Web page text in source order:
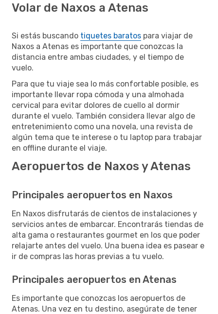
Volar de Naxos a Atenas
Si estás buscando tiquetes baratos para viajar de
Naxos a Atenas es importante que conozcas la
distancia entre ambas ciudades, y el tiempo de
vuelo.
Para que tu viaje sea lo más confortable posible, es
importante llevar ropa cómoda y una almohada
cervical para evitar dolores de cuello al dormir
durante el vuelo. También considera llevar algo de
entretenimiento como una novela, una revista de
algún tema que te interese o tu laptop para trabajar
en offline durante el viaje.
Aeropuertos de Naxos y Atenas
Principales aeropuertos en Naxos
En Naxos disfrutarás de cientos de instalaciones y
servicios antes de embarcar. Encontrarás tiendas de
alta gama o restaurantes gourmet en los que poder
relajarte antes del vuelo. Una buena idea es pasear e
ir de compras las horas previas a tu vuelo.
Principales aeropuertos en Atenas
Es importante que conozcas los aeropuertos de
Atenas. Una vez en tu destino, asegúrate de tener